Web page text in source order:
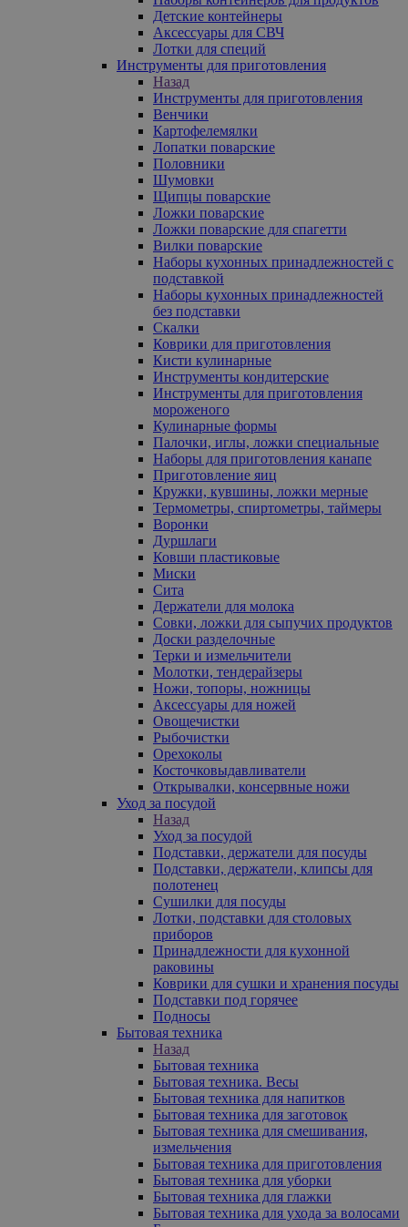
Детские контейнеры
Аксессуары для СВЧ
Лотки для специй
Инструменты для приготовления
Назад
Инструменты для приготовления
Венчики
Картофелемялки
Лопатки поварские
Половники
Шумовки
Щипцы поварские
Ложки поварские
Ложки поварские для спагетти
Вилки поварские
Наборы кухонных принадлежностей с
подставкой
Наборы кухонных принадлежностей
без подставки
Скалки
Коврики для приготовления
Кисти кулинарные
Инструменты кондитерские
Инструменты для приготовления
мороженого
Кулинарные формы
Палочки, иглы, ложки специальные
Наборы для приготовления канапе
Приготовление яиц
Кружки, кувшины, ложки мерные
Термометры, спиртометры, таймеры
Воронки
Дуршлаги
Ковши пластиковые
Миски
Сита
Держатели для молока
Совки, ложки для сыпучих продуктов
Доски разделочные
Терки и измельчители
Молотки, тендерайзеры
Ножи, топоры, ножницы
Аксессуары для ножей
Овощечистки
Рыбочистки
Орехоколы
Косточковыдавливатели
Открывалки, консервные ножи
Уход за посудой
Назад
Уход за посудой
Подставки, держатели для посуды
Подставки, держатели, клипсы для
полотенец
Сушилки для посуды
Лотки, подставки для столовых
приборов
Принадлежности для кухонной
раковины
Коврики для сушки и хранения посуды
Подставки под горячее
Подносы
Бытовая техника
Назад
Бытовая техника
Бытовая техника. Весы
Бытовая техника для напитков
Бытовая техника для заготовок
Бытовая техника для смешивания,
измельчения
Бытовая техника для приготовления
Бытовая техника для уборки
Бытовая техника для глажки
Бытовая техника для ухода за волосами